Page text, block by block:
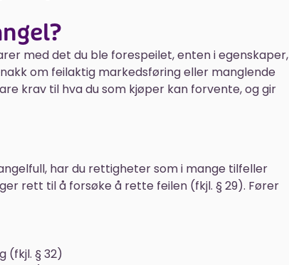
med det du ble forespeilet, enten i egenskaper,
om feilaktig markedsføring eller manglende
krav til hva du som kjøper kan forvente, og gir
har du rettigheter som i mange tilfeller
rett til å forsøke å rette feilen (fkjl. § 29). Fører
(fkjl. § 32)